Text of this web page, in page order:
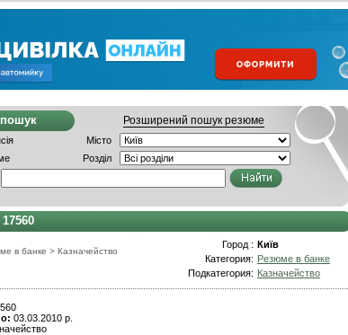
пошук Розширений пошук резюме
Місто
Розділ
в банке > Казначейство
Город : Київ
Категория: Резюме в банке
Подкатегория: Казначейство
03.03.2010 р.